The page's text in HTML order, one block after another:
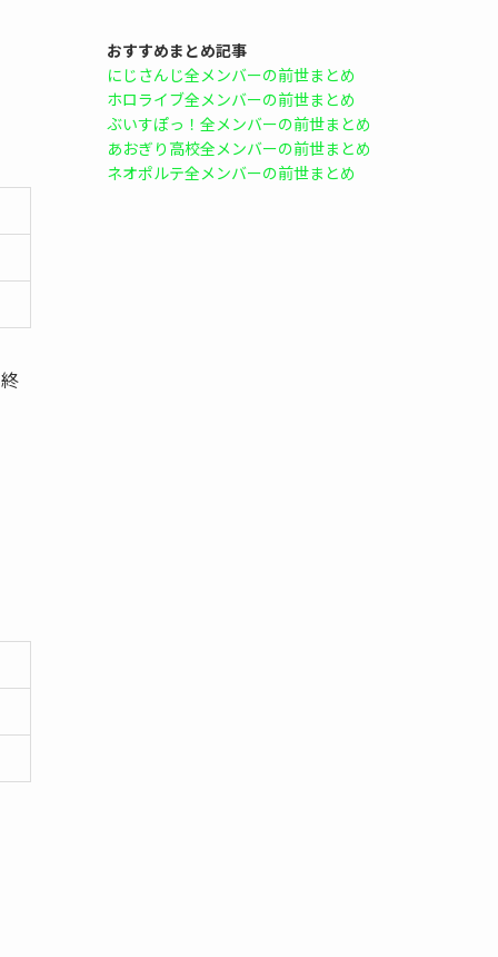
おすすめまとめ記事
にじさんじ全メンバーの前世まとめ
ホロライブ全メンバーの前世まとめ
ぶいすぽっ！全メンバーの前世まとめ
あおぎり高校全メンバーの前世まとめ
ネオポルテ全メンバーの前世まとめ